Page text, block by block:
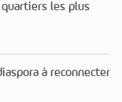
les plus
à reconnecter